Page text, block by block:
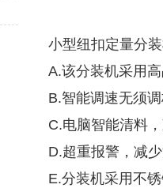
小型纽扣定量分装
A.该分装机采用
B.智能调速无须
C.电脑智能清料
D.超重报警，减
E.分装机采用不